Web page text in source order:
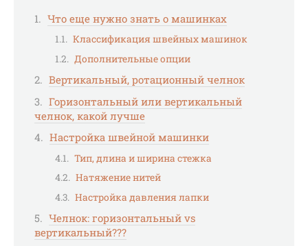
Что еще нужно знать о машинках
Классификация швейных машинок
Дополнительные опции
Вертикальный, ротационный челнок
Горизонтальный или вертикальный
челнок, какой лучше
Настройка швейной машинки
Тип, длина и ширина стежка
Натяжение нитей
Настройка давления лапки
Челнок: горизонтальный vs
вертикальный???